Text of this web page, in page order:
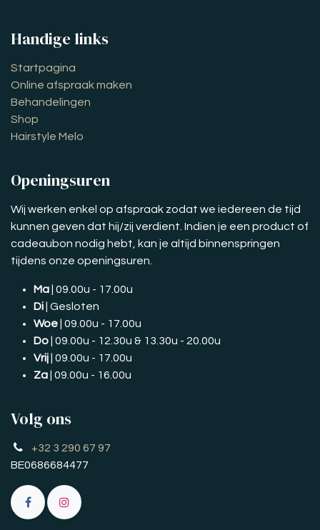
Handige links
Startpagina
Online afspraak maken
Behandelingen
Shop
Hairstyle Melo
Openingsuren
Wij werken enkel op afspraak zodat we iedereen de tijd
kunnen geven dat hij/zij verdient. Indien je een product of
cadeaubon nodig hebt, kan je altijd binnenspringen
tijdens onze openingsuren.
Ma | 09.00u - 17.00u
Di | Gesloten
Woe | 09.00u - 17.00u
Do | 09.00u - 12.30u & 13.30u - 20.00u
Vrij | 09.00u - 17.00u
Za | 09.00u - 16.00u
Volg ons
+32 3 290 67 97
BE0686684477